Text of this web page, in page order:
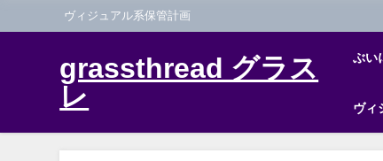
ヴィジュアル系保管計画
grassthread グラス
レ
ぶい
ヴィ